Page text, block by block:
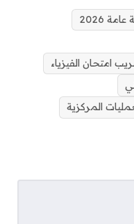
2026
امتحان الفيزياء
المركزية